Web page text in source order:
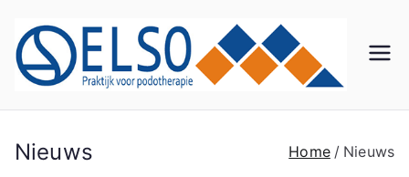
so
Praktij
herapi
Nieuws Home Nieuws